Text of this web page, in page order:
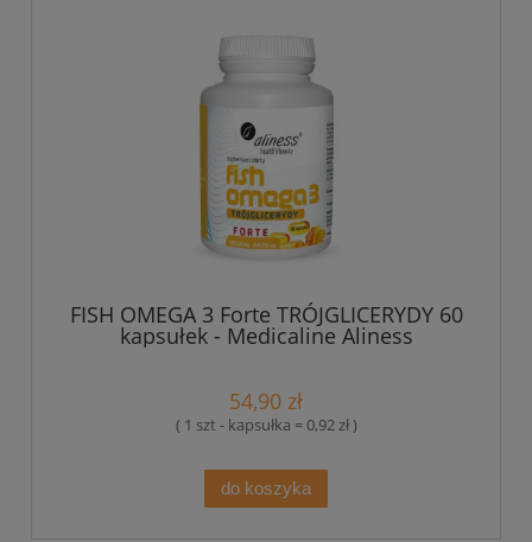
FISH OMEGA 3 Forte TRÓJGLICERYDY 60
kapsułek - Medicaline Aliness
54,90 zł
( 1 szt - kapsułka = 0,92 zł )
do koszyka